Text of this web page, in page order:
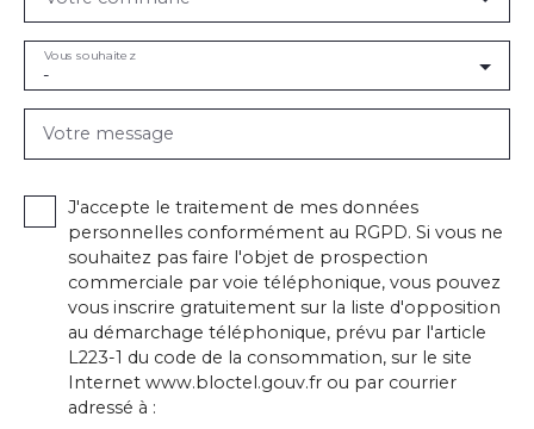
-
Vous souhaitez
Votre message
J'accepte le traitement de mes données
personnelles conformément au RGPD. Si vous ne
souhaitez pas faire l'objet de prospection
commerciale par voie téléphonique, vous pouvez
vous inscrire gratuitement sur la liste d'opposition
au démarchage téléphonique, prévu par l'article
L223-1 du code de la consommation, sur le site
Internet www.bloctel.gouv.fr ou par courrier
adressé à :